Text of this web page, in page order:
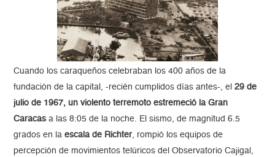
Cuando los caraqueños celebraban los 400 años de la
fundación de la capital, -recién cumplidos días antes-, el29 de
julio de 1967, un violento terremoto estremeció la Gran
Caracas a las 8:05 de la noche. El sismo, de magnitud 6.5
grados en laescala de Richter, rompió los equipos de
percepción de movimientos telúricos del Observatorio Cajigal,